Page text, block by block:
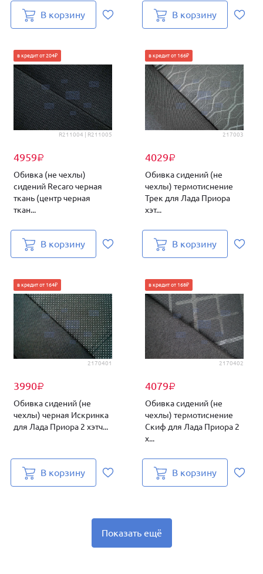
В корзину В корзину
R211004 | R211005
4959₽
в кредит от 204₽
Обивка (не чехлы)
сидений Recaro черная
ткань (центр черная
ткан...
В корзину
217003
4029₽
в кредит от 166₽
Обивка сидений (не
чехлы) термотиснение
Трек для Лада Приора
хэт...
В корзину
2170401
3990₽
в кредит от 164₽
Обивка сидений (не
чехлы) черная Искринка
для Лада Приора 2 хэтч...
В корзину
2170402
4079₽
в кредит от 168₽
Обивка сидений (не
чехлы) термотиснение
Скиф для Лада Приора 2
х...
В корзину
Показать ещё